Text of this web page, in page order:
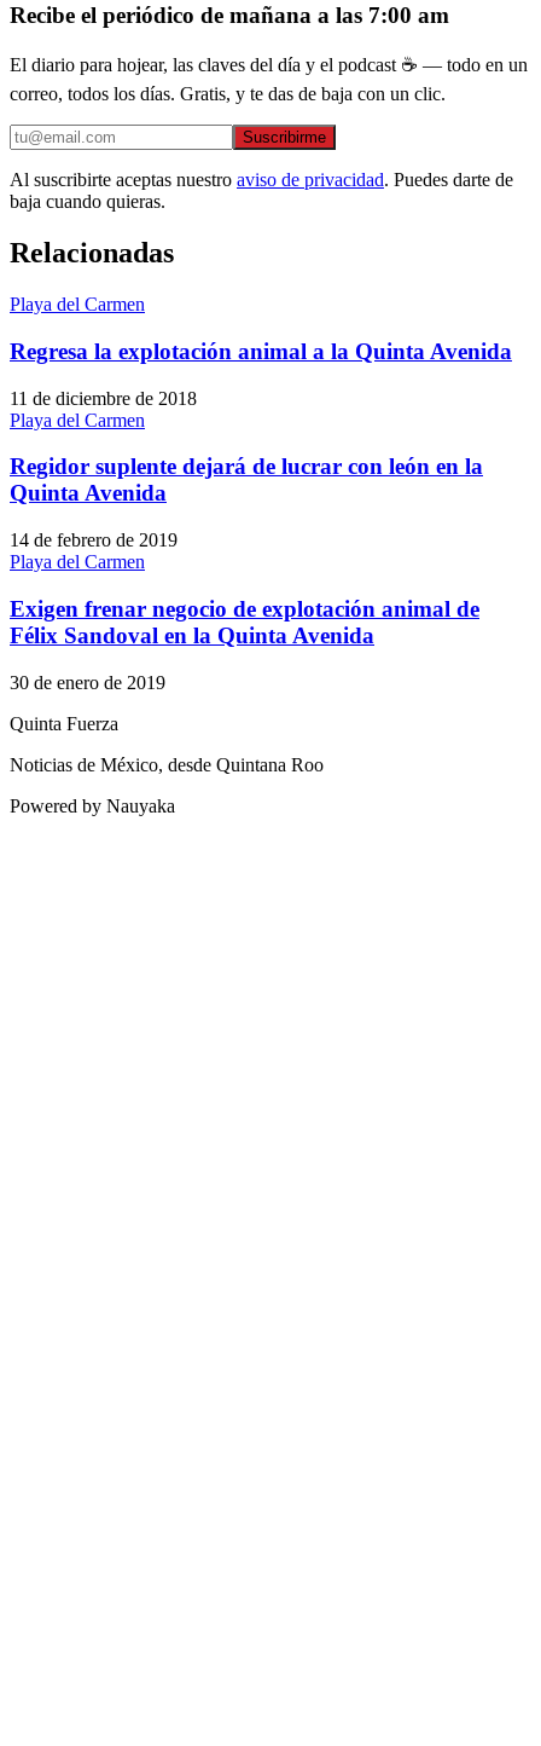
Recibe el periódico de mañana a las 7:00 am
El diario para hojear, las claves del día y el podcast ☕ — todo en un
correo, todos los días. Gratis, y te das de baja con un clic.
Suscribirme
Al suscribirte aceptas nuestro aviso de privacidad. Puedes darte de
baja cuando quieras.
Relacionadas
Playa del Carmen
Regresa la explotación animal a la Quinta Avenida
11 de diciembre de 2018
Playa del Carmen
Regidor suplente dejará de lucrar con león en la
Quinta Avenida
14 de febrero de 2019
Playa del Carmen
Exigen frenar negocio de explotación animal de
Félix Sandoval en la Quinta Avenida
30 de enero de 2019
Quinta Fuerza
Noticias de México, desde Quintana Roo
Powered by Nauyaka